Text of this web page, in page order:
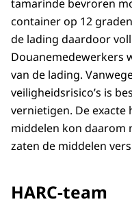
tamarinde bevroren
container op 12
de lading daardoor
Douanemedewerkers
van de lading.
veiligheidsrisico’s is
vernietigen. De exacte
middelen kon daarom
zaten de middelen
HARC-team